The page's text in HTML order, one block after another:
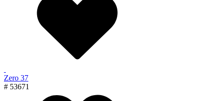
Zero 37
# 53671